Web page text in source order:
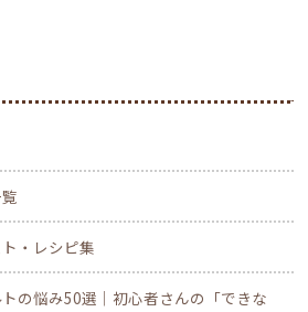
・レシピ集
の悩み50選｜初心者さんの「できな